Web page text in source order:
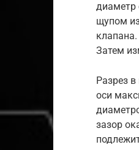
диаметр
щупом
Затем
Разрез
оси
зазор